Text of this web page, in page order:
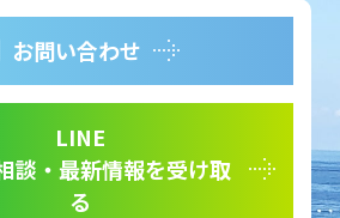
お問い合わせ
LINE
談・最新情報を受け取
る